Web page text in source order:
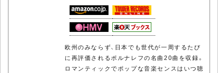
欧州のみならず、日本でも世代が一周するたび
に再評価されるポルナレフの名曲20曲を収録。
ロマンティックでポップな音楽センスはいつ聴